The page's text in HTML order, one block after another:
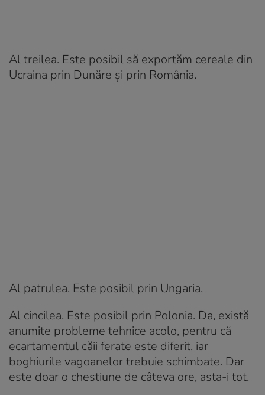
Al treilea. Este posibil să exportăm cereale din
Ucraina prin Dunăre și prin România.
Al patrulea. Este posibil prin Ungaria.
Al cincilea. Este posibil prin Polonia. Da, există
anumite probleme tehnice acolo, pentru că
ecartamentul căii ferate este diferit, iar
boghiurile vagoanelor trebuie schimbate. Dar
este doar o chestiune de câteva ore, asta-i tot.